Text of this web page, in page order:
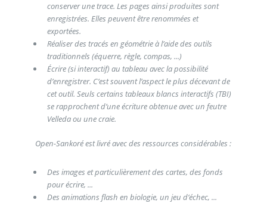
conserver une trace. Les pages ainsi produites sont
enregistrées. Elles peuvent être renommées et
exportées.
Réaliser des tracés en géométrie à l’aide des outils
traditionnels (équerre, règle, compas, ...)
Écrire (si interactif) au tableau avec la possibilité
d’enregistrer. C’est souvent l’aspect le plus décevant de
cet outil. Seuls certains tableaux blancs interactifs (TBI)
se rapprochent d’une écriture obtenue avec un feutre
Velleda ou une craie.
Open-Sankoré est livré avec des ressources considérables :
Des images et particulièrement des cartes, des fonds
pour écrire, ...
Des animations flash en biologie, un jeu d’échec, ...